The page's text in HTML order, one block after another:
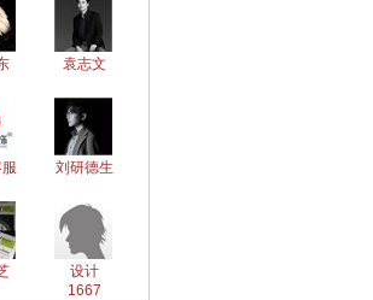
袁志文
刘研德生
设计
1667